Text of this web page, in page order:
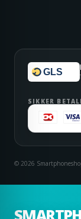
GLS
SIKKER
© 2026